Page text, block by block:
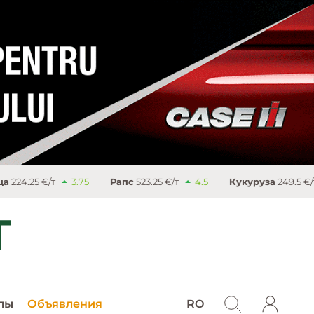
3.75 Рапс523.25 €/т 4.5 Кукуруза 249.5 €/т 3.25
Объявления RO